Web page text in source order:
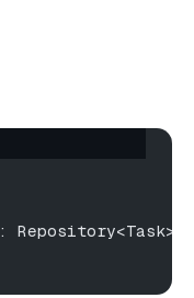
Repository<Task>,